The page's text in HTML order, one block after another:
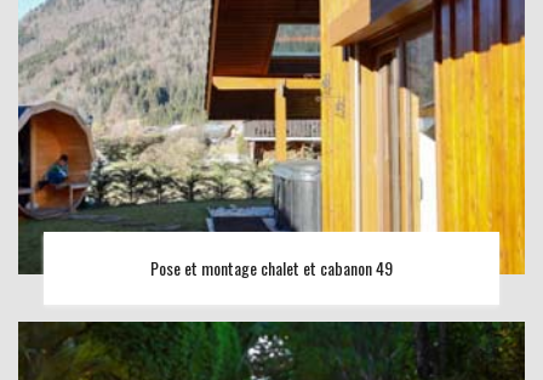
Pose et montage chalet et cabanon 49